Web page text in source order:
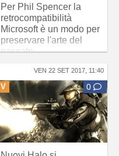
Per Phil Spencer la
retrocompatibilità
Microsoft è un modo per
preservare l'arte del
passato
VEN 22 SET 2017, 11:40
V 0